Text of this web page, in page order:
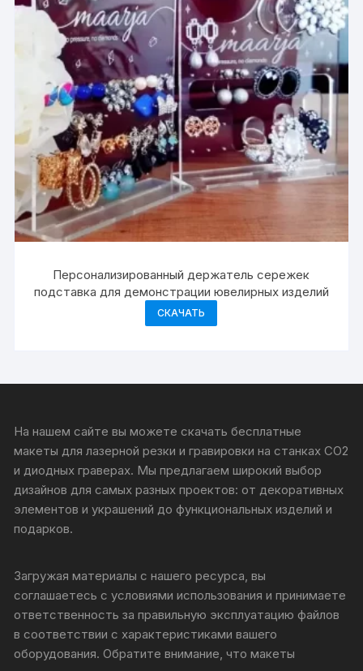
Персонализированный держатель сережек
подставка для демонстрации ювелирных изделий
СКАЧАТЬ
На нашем сайте вы можете скачать бесплатные
макеты для лазерной резки и гравировки на станках CO2
и диодных граверах. Мы предлагаем широкий выбор
дизайнов для самых разных проектов: от декоративных
элементов и украшений до функциональных изделий и
подарков.
Загружая материалы с нашего ресурса, вы
соглашаетесь с условиями использования и принимаете
ответственность за правильную эксплуатацию файлов
в соответствии с характеристиками вашего
оборудования. Обратите внимание, что макеты